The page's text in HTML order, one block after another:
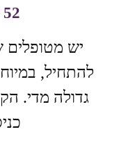
52 קלפים מאוירים
יש מטופלים
להתחיל,
גדולה מדי.